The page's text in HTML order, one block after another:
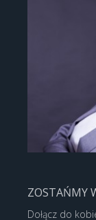
ZOSTAŃMY
Dołącz do